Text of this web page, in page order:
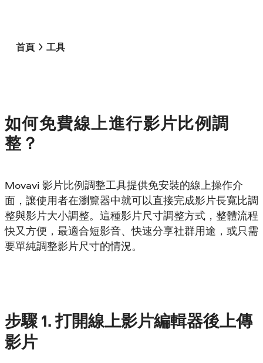
首頁 工具
如何免費線上進行影片比例調
整？
Movavi 影片比例調整工具提供免安裝的線上操作介
面，讓使用者在瀏覽器中就可以直接完成影片長寬比調
整與影片大小調整。這種影片尺寸調整方式，整體流程
快又方便，最適合短影音、快速分享社群用途，或只需
要單純調整影片尺寸的情況。
步驟1. 打開線上影片編輯器後上傳
影片